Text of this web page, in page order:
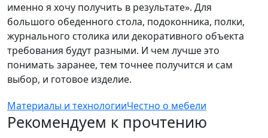
именно я хочу получить в результате». Для
большого обеденного стола, подоконника, полки,
журнального столика или декоративного объекта
требования будут разными. И чем лучше это
понимать заранее, тем точнее получится и сам
выбор, и готовое изделие.
Материалы и технологииЧестно о мебели
Рекомендуем к прочтению